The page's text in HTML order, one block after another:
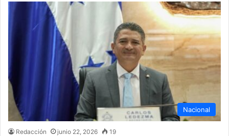
Nacional
Redacción junio 22, 2026 19